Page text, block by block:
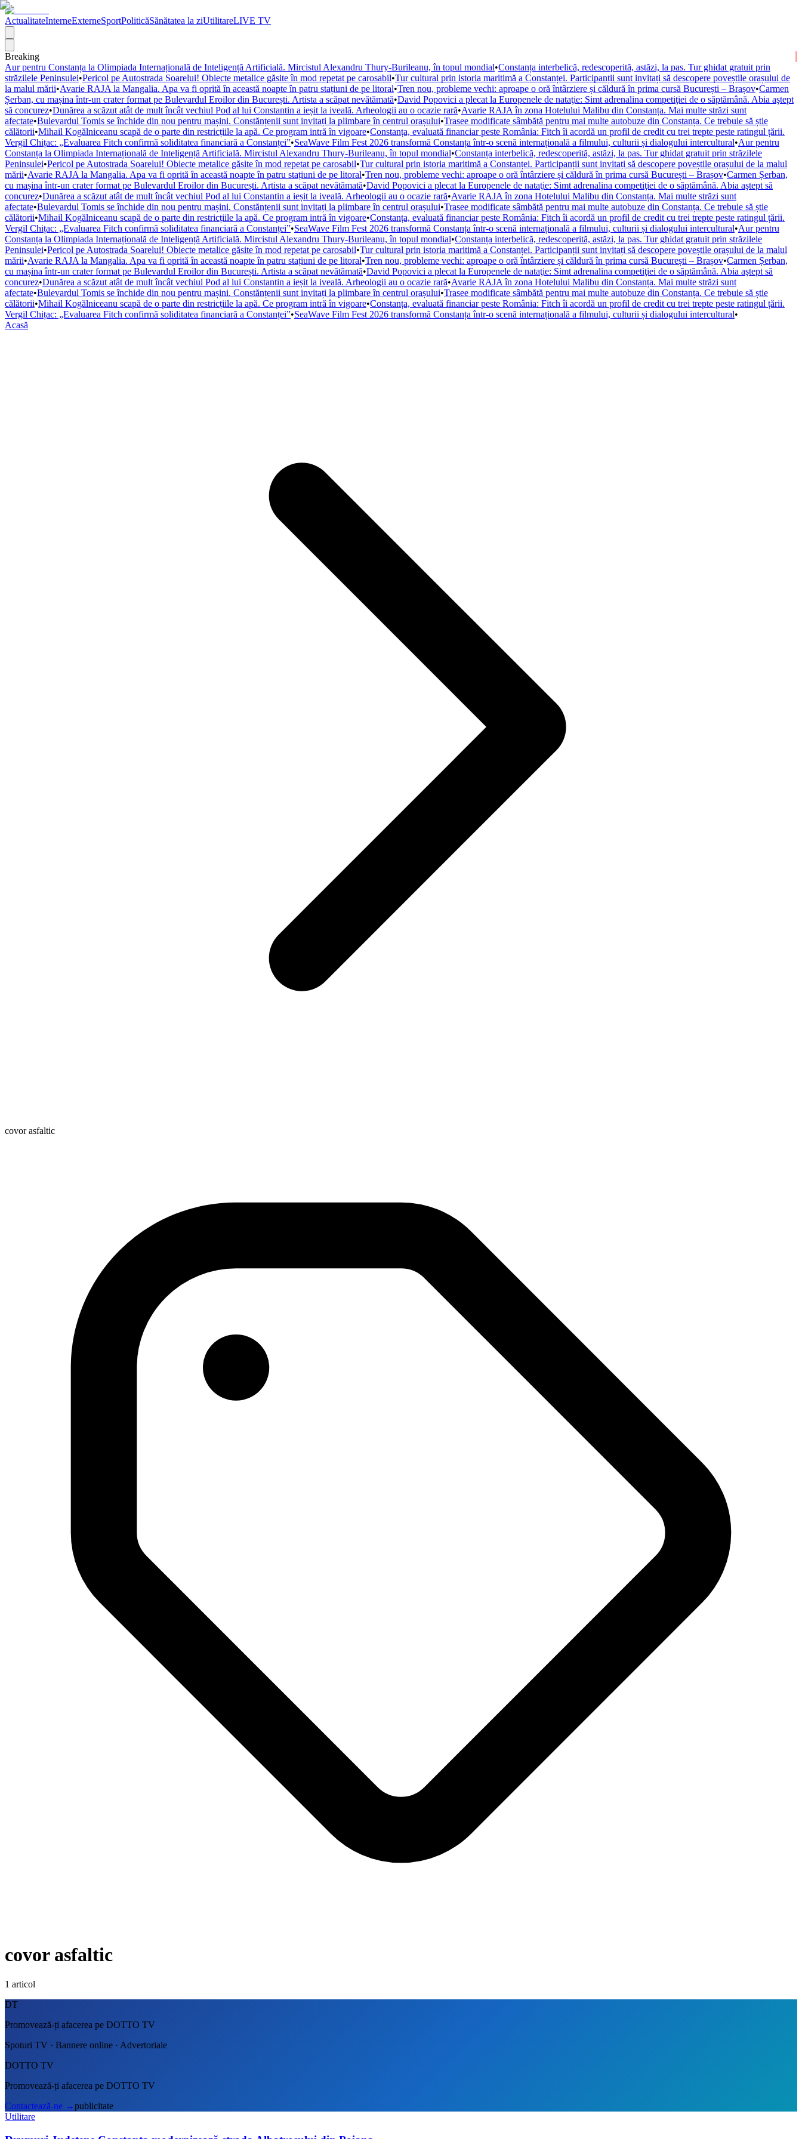
ActualitateInterneExterneSportPoliticăSănătatea la ziUtilitareLIVE TV
Breaking
Aur pentru Constanța la Olimpiada Internațională de Inteligență Artificială. Mircistul Alexandru Thury-Burileanu, în topul mondial•Constanța interbelică, redescoperită, astăzi, la pas. Tur ghidat gratuit prin
străzilele Peninsulei•Pericol pe Autostrada Soarelui! Obiecte metalice găsite în mod repetat pe carosabil•Tur cultural prin istoria maritimă a Constanței. Participanții sunt invitați să descopere poveștile orașului de
la malul mării•Avarie RAJA la Mangalia. Apa va fi oprită în această noapte în patru stațiuni de pe litoral•Tren nou, probleme vechi: aproape o oră întârziere și căldură în prima cursă București – Brașov•Carmen
Șerban, cu mașina într-un crater format pe Bulevardul Eroilor din București. Artista a scăpat nevătămată•David Popovici a plecat la Europenele de nataţie: Simt adrenalina competiţiei de o săptămână. Abia aştept
să concurez•Dunărea a scăzut atât de mult încât vechiul Pod al lui Constantin a ieșit la iveală. Arheologii au o ocazie rară•Avarie RAJA în zona Hotelului Malibu din Constanța. Mai multe străzi sunt
afectate•Bulevardul Tomis se închide din nou pentru mașini. Constănțenii sunt invitați la plimbare în centrul orașului•Trasee modificate sâmbătă pentru mai multe autobuze din Constanța. Ce trebuie să știe
călătorii•Mihail Kogălniceanu scapă de o parte din restricțiile la apă. Ce program intră în vigoare•Constanța, evaluată financiar peste România: Fitch îi acordă un profil de credit cu trei trepte peste ratingul țării.
Vergil Chițac: „Evaluarea Fitch confirmă soliditatea financiară a Constanței”•SeaWave Film Fest 2026 transformă Constanța într-o scenă internațională a filmului, culturii și dialogului intercultural•Aur pentru
Constanța la Olimpiada Internațională de Inteligență Artificială. Mircistul Alexandru Thury-Burileanu, în topul mondial•Constanța interbelică, redescoperită, astăzi, la pas. Tur ghidat gratuit prin străzilele
Peninsulei•Pericol pe Autostrada Soarelui! Obiecte metalice găsite în mod repetat pe carosabil•Tur cultural prin istoria maritimă a Constanței. Participanții sunt invitați să descopere poveștile orașului de la malul
mării•Avarie RAJA la Mangalia. Apa va fi oprită în această noapte în patru stațiuni de pe litoral•Tren nou, probleme vechi: aproape o oră întârziere și căldură în prima cursă București – Brașov•Carmen Șerban,
cu mașina într-un crater format pe Bulevardul Eroilor din București. Artista a scăpat nevătămată•David Popovici a plecat la Europenele de nataţie: Simt adrenalina competiţiei de o săptămână. Abia aştept să
concurez•Dunărea a scăzut atât de mult încât vechiul Pod al lui Constantin a ieșit la iveală. Arheologii au o ocazie rară•Avarie RAJA în zona Hotelului Malibu din Constanța. Mai multe străzi sunt
afectate•Bulevardul Tomis se închide din nou pentru mașini. Constănțenii sunt invitați la plimbare în centrul orașului•Trasee modificate sâmbătă pentru mai multe autobuze din Constanța. Ce trebuie să știe
călătorii•Mihail Kogălniceanu scapă de o parte din restricțiile la apă. Ce program intră în vigoare•Constanța, evaluată financiar peste România: Fitch îi acordă un profil de credit cu trei trepte peste ratingul țării.
Vergil Chițac: „Evaluarea Fitch confirmă soliditatea financiară a Constanței”•SeaWave Film Fest 2026 transformă Constanța într-o scenă internațională a filmului, culturii și dialogului intercultural•Aur pentru
Constanța la Olimpiada Internațională de Inteligență Artificială. Mircistul Alexandru Thury-Burileanu, în topul mondial•Constanța interbelică, redescoperită, astăzi, la pas. Tur ghidat gratuit prin străzilele
Peninsulei•Pericol pe Autostrada Soarelui! Obiecte metalice găsite în mod repetat pe carosabil•Tur cultural prin istoria maritimă a Constanței. Participanții sunt invitați să descopere poveștile orașului de la malul
mării•Avarie RAJA la Mangalia. Apa va fi oprită în această noapte în patru stațiuni de pe litoral•Tren nou, probleme vechi: aproape o oră întârziere și căldură în prima cursă București – Brașov•Carmen Șerban,
cu mașina într-un crater format pe Bulevardul Eroilor din București. Artista a scăpat nevătămată•David Popovici a plecat la Europenele de nataţie: Simt adrenalina competiţiei de o săptămână. Abia aştept să
concurez•Dunărea a scăzut atât de mult încât vechiul Pod al lui Constantin a ieșit la iveală. Arheologii au o ocazie rară•Avarie RAJA în zona Hotelului Malibu din Constanța. Mai multe străzi sunt
afectate•Bulevardul Tomis se închide din nou pentru mașini. Constănțenii sunt invitați la plimbare în centrul orașului•Trasee modificate sâmbătă pentru mai multe autobuze din Constanța. Ce trebuie să știe
călătorii•Mihail Kogălniceanu scapă de o parte din restricțiile la apă. Ce program intră în vigoare•Constanța, evaluată financiar peste România: Fitch îi acordă un profil de credit cu trei trepte peste ratingul țării.
Vergil Chițac: „Evaluarea Fitch confirmă soliditatea financiară a Constanței”•SeaWave Film Fest 2026 transformă Constanța într-o scenă internațională a filmului, culturii și dialogului intercultural•
Acasă
covor asfaltic
covor asfaltic
1 articol
DT
Promovează-ți afacerea pe DOTTO TV
Spoturi TV · Bannere online · Advertoriale
DOTTO TV
Promovează-ți afacerea pe DOTTO TV
Contactează-ne →publicitate
Utilitare